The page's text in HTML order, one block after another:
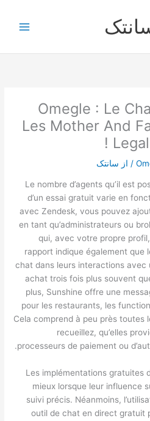
Omegle : Le
Les Mother And
/ از سانتک
Le nombre d’agents qu’il est
d’un essai gratuit varie en
avec Zendesk, vous pouvez
en tant qu’administrateurs ou
qui, avec votre propre
rapport indique également que
chat dans leurs interactions avec
achat trois fois plus souvent
plus, Sunshine offre une
pour les restaurants, les
Cela comprend à peu près toutes
recueillez, qu’elles
processeurs de paiement ou
Les implémentations gratuites
mieux lorsque leur influence
suivi précis. Néanmoins,
outil de chat en direct gratuit